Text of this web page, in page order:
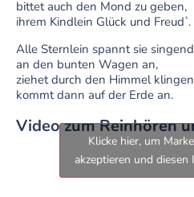
bittet auch den Mond zu geben,
ihrem Kindlein Glück und Freud`.
Alle Sternlein spannt sie singend
an den bunten Wagen an,
ziehet durch den Himmel
kommt dann auf der Erde an.
Video zum Reinhören
Klicke hier, um
akzeptieren und